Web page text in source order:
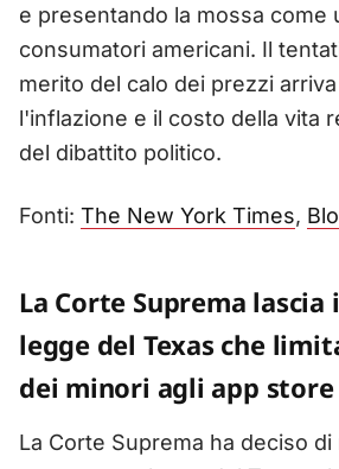
e presentando la mossa come
consumatori americani. Il
merito del calo dei prezzi
l'inflazione e il costo della vita
del dibattito politico.
Fonti: The New York Times,
La Corte Suprema
legge del Texas che
dei minori agli app store
La Corte Suprema ha deciso